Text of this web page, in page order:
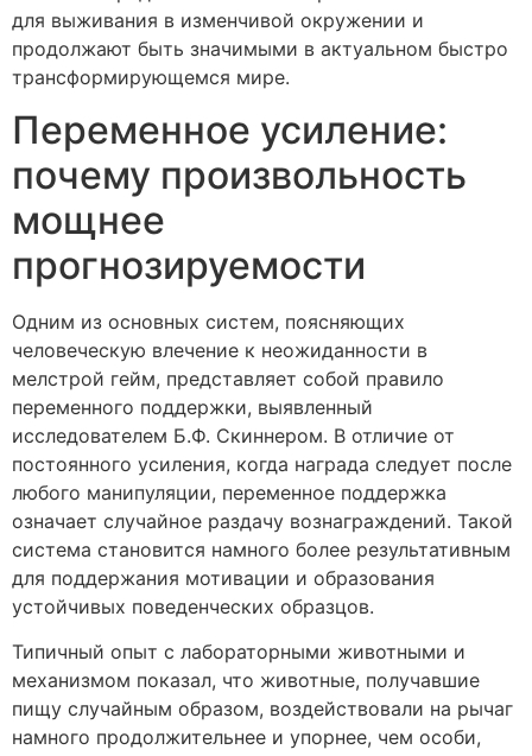
для выживания в изменчивой окружении и
продолжают быть значимыми в актуальном быстро
трансформирующемся мире.
Переменное усиление:
почему произвольность
мощнее
прогнозируемости
Одним из основных систем, поясняющих
человеческую влечение к неожиданности в
мелстрой гейм, представляет собой правило
переменного поддержки, выявленный
исследователем Б.Ф. Скиннером. В отличие от
постоянного усиления, когда награда следует после
любого манипуляции, переменное поддержка
означает случайное раздачу вознаграждений. Такой
система становится намного более результативным
для поддержания мотивации и образования
устойчивых поведенческих образцов.
Типичный опыт с лабораторными животными и
механизмом показал, что животные, получавшие
пищу случайным образом, воздействовали на рычаг
намного продолжительнее и упорнее, чем особи,